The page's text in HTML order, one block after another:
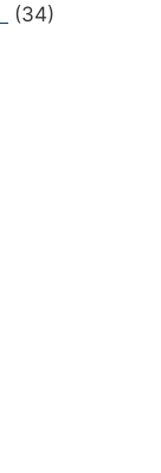
(34)